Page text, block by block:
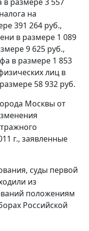
в размере 3 557
на
391 264 руб.,
в размере 1 089
9 625 руб.,
в размере 1 853
лиц в
58 932 руб.
Москвы от
г., заявленные
суды первой
из
положениям
Российской